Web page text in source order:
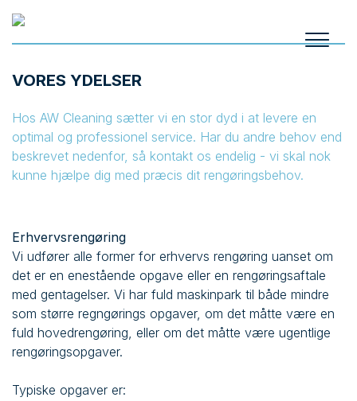
VORES YDELSER
Hos AW Cleaning sætter vi en stor dyd i at levere en
optimal og professionel service. Har du andre behov end
beskrevet nedenfor, så kontakt os endelig - vi skal nok
kunne hjælpe dig med præcis dit rengøringsbehov.
Erhvervsrengøring
Vi udfører alle former for erhvervs rengøring uanset om
det er en enestående opgave eller en rengøringsaftale
med gentagelser. Vi har fuld maskinpark til både mindre
som større regngørings opgaver, om det måtte være en
fuld hovedrengøring, eller om det måtte være ugentlige
rengøringsopgaver.
Typiske opgaver er: